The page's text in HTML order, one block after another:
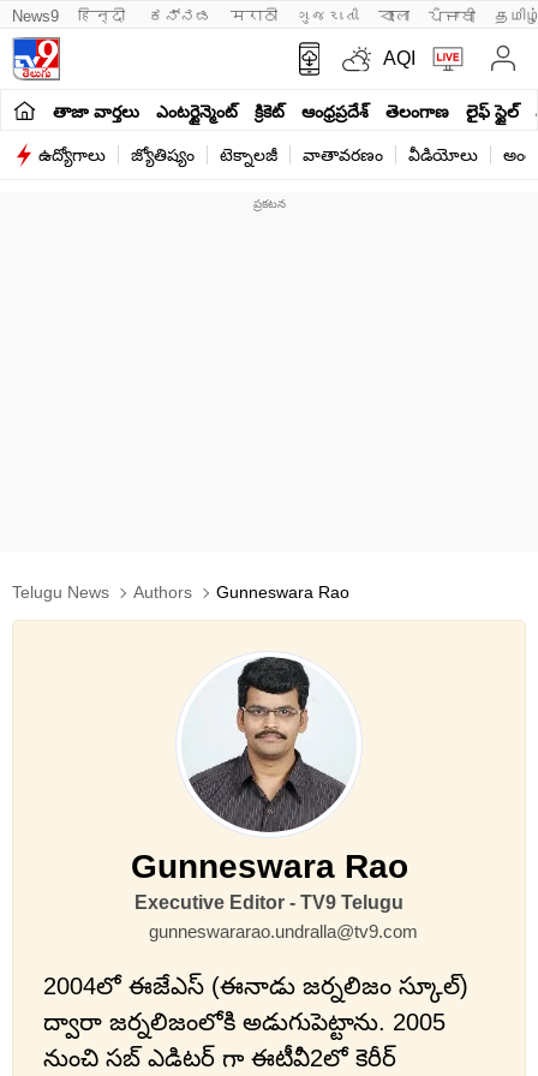
News9 हिन्दी ಕನ್ನಡ मराठी ગુજરાતી বাংলা ਪੰਜਾਬੀ
AQI
తాజా వార్తలు ఎంటర్టైన్మెంట్ క్రికెట్ ఆంధ్రప్రదేశ్ తెలంగాణ లైఫ్ స్టైల్
ఉద్యోగాలు జ్యోతిష్యం టెక్నాలజీ వాతావరణం వీడియోలు
Telugu News Authors Gunneswara Rao
Gunneswara Rao
Executive Editor - TV9 Telugu
gunneswararao.undralla@tv9.com
2004లో ఈజేఎస్ (ఈనాడు జర్నలిజం స్కూల్)
ద్వారా జర్నలిజంలోకి అడుగుపెట్టాను. 2005
నుంచి సబ్ ఎడిటర్ గా ఈటీవీ2లో కెరీర్